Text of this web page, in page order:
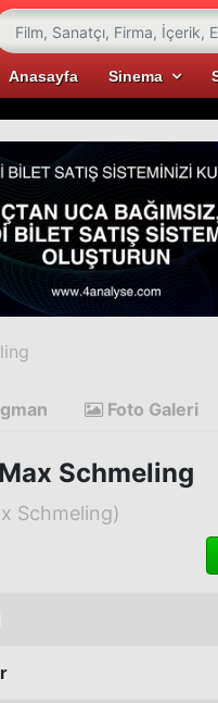
Anasayfa Sinema
Foto Galeri
Max Schmeling
Schmeling)